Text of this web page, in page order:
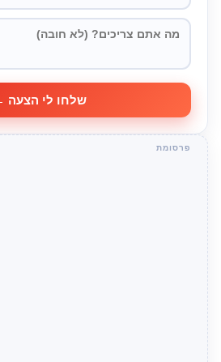
שלחו לי הצעה